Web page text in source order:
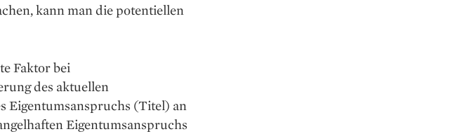
kann man die potentiellen
Faktor bei
des aktuellen
Eigentumsanspruchs (Titel) an
Eigentumsanspruchs